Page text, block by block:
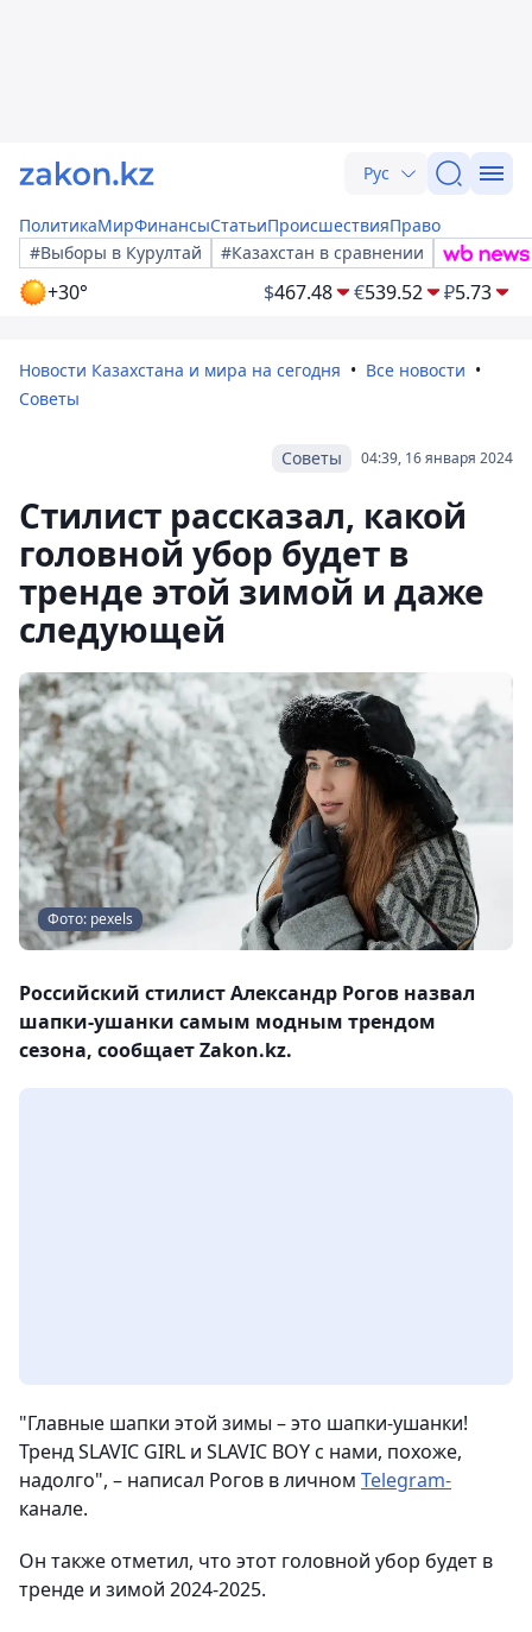
Рус
ПолитикаМирФинансыСтатьиПроисшествияПраво
#Выборы в Курултай
#Казахстан в сравнении
+30° $467.48 €539.52 ₽5.73
Новости Казахстана и мира на сегодня
Все новости
Советы
04:39, 16 января 2024
Советы
Стилист рассказал, какой
головной убор будет в
тренде этой зимой и даже
следующей
Фото: pexels
Российский стилист Александр Рогов назвал
шапки-ушанки самым модным трендом
сезона, сообщает Zakon.kz.
"Главные шапки этой зимы – это шапки-ушанки!
Тренд SLAVIC GIRL и SLAVIC BOY с нами, похоже,
надолго", – написал Рогов в личном Telegram-
канале.
Он также отметил, что этот головной убор будет в
тренде и зимой 2024-2025.